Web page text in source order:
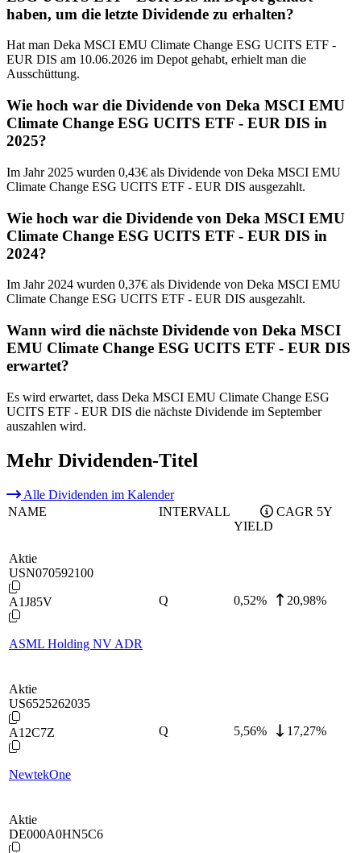
haben, um die letzte Dividende zu erhalten?
Hat man Deka MSCI EMU Climate Change ESG UCITS ETF -
EUR DIS am 10.06.2026 im Depot gehabt, erhielt man die
Ausschüttung.
Wie hoch war die Dividende von Deka MSCI EMU
Climate Change ESG UCITS ETF - EUR DIS in
2025?
Im Jahr 2025 wurden 0,43€ als Dividende von Deka MSCI EMU
Climate Change ESG UCITS ETF - EUR DIS ausgezahlt.
Wie hoch war die Dividende von Deka MSCI EMU
Climate Change ESG UCITS ETF - EUR DIS in
2024?
Im Jahr 2024 wurden 0,37€ als Dividende von Deka MSCI EMU
Climate Change ESG UCITS ETF - EUR DIS ausgezahlt.
Wann wird die nächste Dividende von Deka MSCI
EMU Climate Change ESG UCITS ETF - EUR DIS
erwartet?
Es wird erwartet, dass Deka MSCI EMU Climate Change ESG
UCITS ETF - EUR DIS die nächste Dividende im September
auszahlen wird.
Mehr Dividenden-Titel
Alle Dividenden im Kalender
NAME
INTERVALL
YIELD
CAGR 5Y
Aktie
USN070592100
A1J85V
ASML Holding NV ADR
Q 0,52% 20,98%
Aktie
US6525262035
A12C7Z
NewtekOne
Q 5,56% 17,27%
Aktie
DE000A0HN5C6